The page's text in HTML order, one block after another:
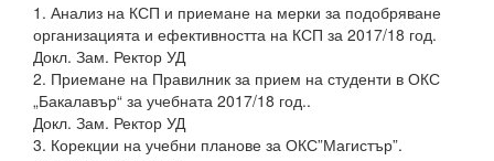
Студентски стол
Почивни бази
Общежития
Безжичен интернет
1. Анализ на КСП и приемане на мерки за подобряване
организацията и ефективността на КСП за 2017/18 год.
Докл. Зам. Ректор УД
2. Приемане на Правилник за прием на студенти в ОКС
„Бакалавър“ за учебната 2017/18 год..
Докл. Зам. Ректор УД
3. Корекции на учебни планове за ОКС”Магистър”.